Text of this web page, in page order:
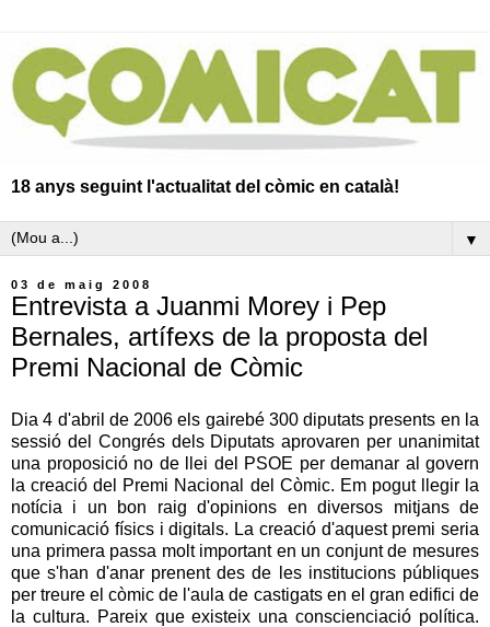
18 anys seguint l'actualitat del còmic en català!
▼
03 de maig 2008
Entrevista a Juanmi Morey i Pep
Bernales, artífexs de la proposta del
Premi Nacional de Còmic
Dia 4 d'abril de 2006 els gairebé 300 diputats presents en la
sessió del Congrés dels Diputats aprovaren per unanimitat
una proposició no de llei del PSOE per demanar al govern
la creació del Premi Nacional del Còmic. Em pogut llegir la
notícia i un bon raig d'opinions en diversos mitjans de
comunicació físics i digitals. La creació d'aquest premi seria
una primera passa molt important en un conjunt de mesures
que s'han d'anar prenent des de les institucions públiques
per treure el còmic de l'aula de castigats en el gran edifici de
la cultura. Pareix que existeix una conscienciació política.